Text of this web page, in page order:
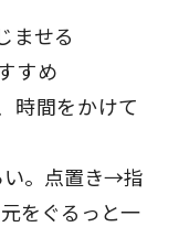
ませる
すめ
時間をかけて
。点置き→指
をぐるっと一